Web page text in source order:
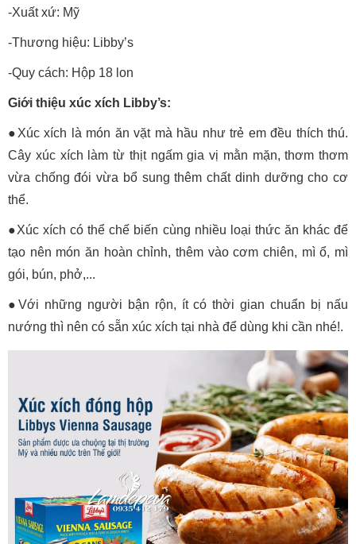
-Xuất xứ: Mỹ
-Thương hiệu: Libby’s
-Quy cách: Hộp 18 lon
Giới thiệu xúc xích Libby’s:
●Xúc xích là món ăn vặt mà hầu như trẻ em đều thích thú.
Cây xúc xích làm từ thịt ngấm gia vị mằn mặn, thơm thơm
vừa chống đói vừa bổ sung thêm chất dinh dưỡng cho cơ
thể.
●Xúc xích có thể chế biến cùng nhiều loại thức ăn khác để
tạo nên món ăn hoàn chỉnh, thêm vào cơm chiên, mì ổ, mì
gói, bún, phở,...
●Với những người bận rộn, ít có thời gian chuẩn bị nấu
nướng thì nên có sẵn xúc xích tại nhà để dùng khi cần nhé!.